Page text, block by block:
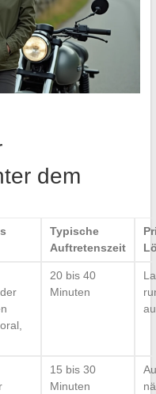
dem
Typische
Auftretenszeit
20 bis 40
Minuten
15 bis 30
Minuten